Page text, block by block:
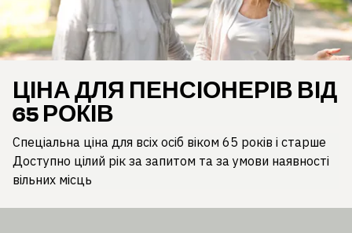
ЦІНА ДЛЯ ПЕНСІОНЕРІВ ВІД
65 РОКІВ
Спеціальна ціна для всіх осіб віком 65 років і старше
Доступно цілий рік за запитом та за умови наявності
вільних місць